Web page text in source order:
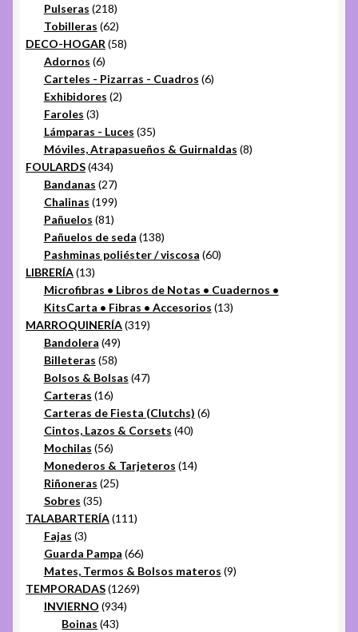
Pulseras 218218
productos
Tobilleras 6262
productos
DECO-HOGAR 5858
Adornos 66
productos
Carteles - Pizarras - Cuadros 66
Exhibidores 22
Faroles 33
productos
Lámparas - Luces 3535
productos
Móviles, Atrapasueños & Guirnaldas 88
FOULARDS 434434
productos
Bandanas 2727
productos
Chalinas 199199
productos
Pañuelos 8181
productos
Pañuelos de seda 138138
productos
Pashminas poliéster / viscosa 6060
LIBRERÍA 1313
productos
Microfibras • Libros de Notas • Cuadernos •
KitsCarta • Fibras • Accesorios 1313
MARROQUINERÍA 319319
Bandolera 4949
productos
Billeteras 5858
productos
Bolsos & Bolsas 4747
Carteras 1616
productos
Carteras de Fiesta (Clutchs) 66
Cintos, Lazos & Corsets 4040
Mochilas 5656
productos
Monederos & Tarjeteros 1414
Riñoneras 2525
Sobres 3535
productos
TALABARTERÍA 111111
Fajas 33
productos
Guarda Pampa 6666
productos
Mates, Termos & Bolsos materos 99
TEMPORADAS 12691269
INVIERNO 934934
Boinas 4343